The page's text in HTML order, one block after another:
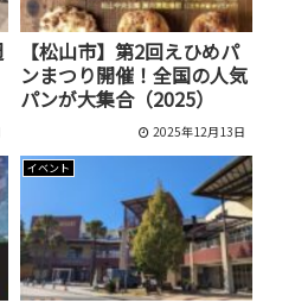
【松山市】第2回えひめパ
ンまつり開催！全国の人気
パンが大集合（2025）
2025年12月13日
イベント